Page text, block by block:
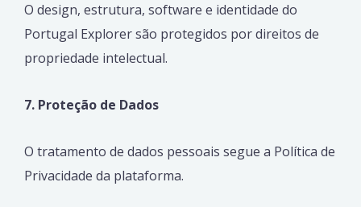
O design, estrutura, software e identidade do
Portugal Explorer são protegidos por direitos de
propriedade intelectual.
7. Proteção de Dados
O tratamento de dados pessoais segue a Política de
Privacidade da plataforma.